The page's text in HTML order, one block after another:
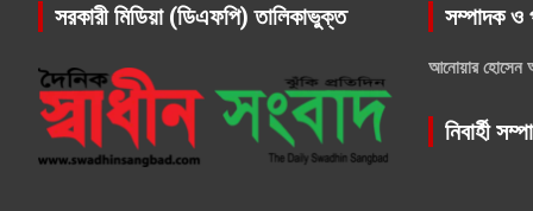
সরকারী মিডিয়া (ডিএফপি) তালিকাভুক্ত সম্পাদক ও
আনোয়ার হোসেন
নিবার্হী